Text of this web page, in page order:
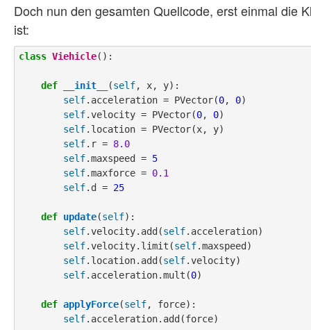
Doch nun den gesamten Quellcode, erst einmal die
ist:
class Viehicle():
def __init__ (self, x, y):
self.acceleration = PVector(0, 0)
self.velocity = PVector(0, 0)
self.location = PVector(x, y)
self.r = 8.0
self.maxspeed = 5
self.maxforce = 0.1
self.d = 25
def update(self):
self.velocity.add(self.acceleration)
self.velocity.limit(self.maxspeed)
self.location.add(self.velocity)
self.acceleration.mult(0)
def applyForce(self, force):
self.acceleration.add(force)